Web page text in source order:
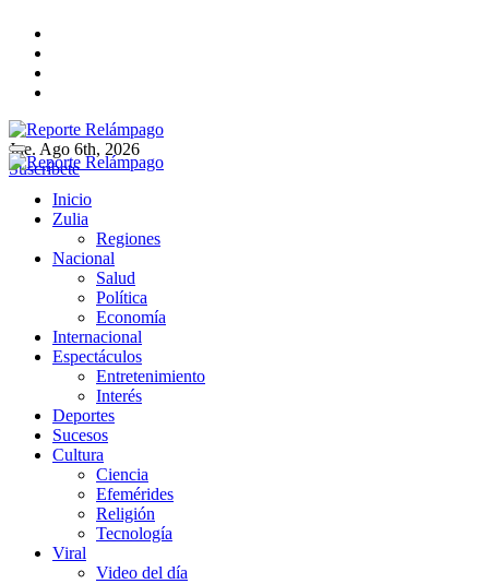
contenido
Reporte Relámpago
Claridad y rigor en cada noticia
Jue. Ago 6th, 2026
Suscríbete
Reporte Relámpago
Claridad y rigor en cada noticia
Inicio
Zulia
Regiones
Nacional
Salud
Política
Economía
Internacional
Espectáculos
Entretenimiento
Interés
Deportes
Sucesos
Cultura
Ciencia
Efemérides
Religión
Tecnología
Viral
Video del día